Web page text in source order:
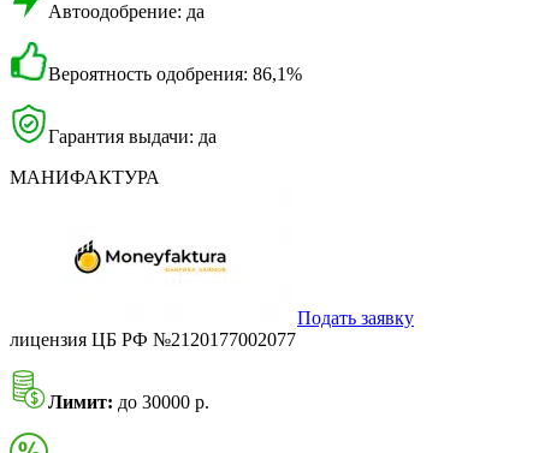
Автоодобрение: да
Вероятность одобрения: 86,1%
Гарантия выдачи: да
МАНИФАКТУРА
Подать заявку
лицензия ЦБ РФ №2120177002077
Лимит: до 30000 р.